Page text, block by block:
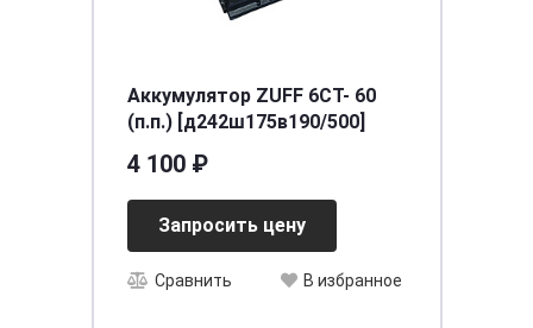
Аккумулятор ZUFF 6СТ- 60
(п.п.) [д242ш175в190/500]
4 100 ₽
Запросить цену
Сравнить В избранное